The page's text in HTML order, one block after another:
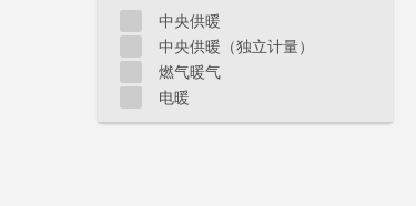
中央供暖
中央供暖（独立计量）
燃气暖气
电暖